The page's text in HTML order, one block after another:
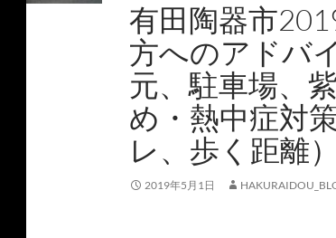
有田陶器市
方へのアドバ
元、駐車場、
め・熱中症対
レ、歩く距離）
2019年5月1日